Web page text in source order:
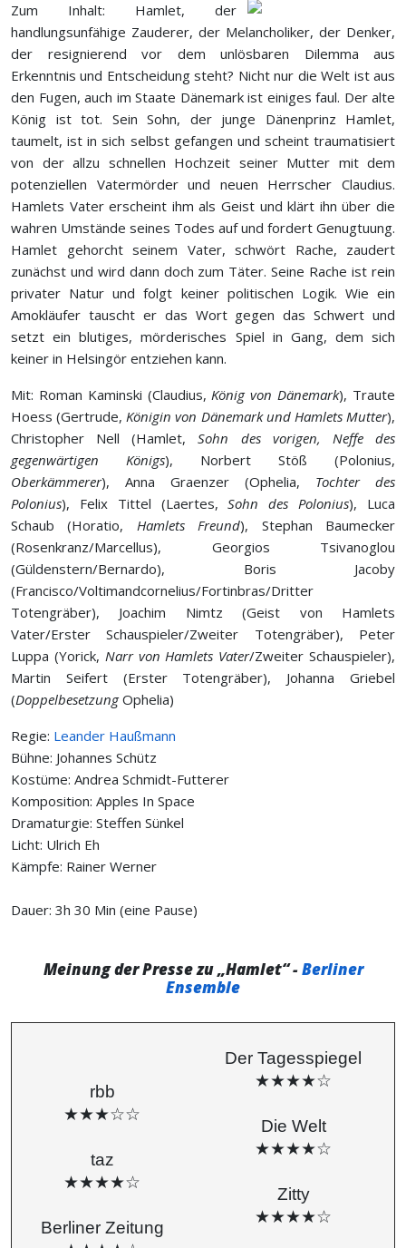
Zum Inhalt: Hamlet, der
handlungsunfähige Zauderer, der Melancholiker, der Denker,
der resignierend vor dem unlösbaren Dilemma aus
Erkenntnis und Entscheidung steht? Nicht nur die Welt ist aus
den Fugen, auch im Staate Dänemark ist einiges faul. Der alte
König ist tot. Sein Sohn, der junge Dänenprinz Hamlet,
taumelt, ist in sich selbst gefangen und scheint traumatisiert
von der allzu schnellen Hochzeit seiner Mutter mit dem
potenziellen Vatermörder und neuen Herrscher Claudius.
Hamlets Vater erscheint ihm als Geist und klärt ihn über die
wahren Umstände seines Todes auf und fordert Genugtuung.
Hamlet gehorcht seinem Vater, schwört Rache, zaudert
zunächst und wird dann doch zum Täter. Seine Rache ist rein
privater Natur und folgt keiner politischen Logik. Wie ein
Amokläufer tauscht er das Wort gegen das Schwert und
setzt ein blutiges, mörderisches Spiel in Gang, dem sich
keiner in Helsingör entziehen kann.
Mit: Roman Kaminski (Claudius,König von Dänemark), Traute
Hoess (Gertrude,Königin von Dänemark und Hamlets Mutter),
Christopher Nell (Hamlet,Sohn des vorigen, Neffe des
gegenwärtigen Königs), Norbert Stöß (Polonius,
Oberkämmerer), Anna Graenzer (Ophelia, Tochter des
Polonius), Felix Tittel (Laertes,Sohn des Polonius), Luca
Schaub (Horatio, Hamlets Freund), Stephan Baumecker
(Rosenkranz/Marcellus), Georgios Tsivanoglou
(Güldenstern/Bernardo), Boris Jacoby
(Francisco/Voltimandcornelius/Fortinbras/Dritter
Totengräber), Joachim Nimtz (Geist von Hamlets
Vater/Erster Schauspieler/Zweiter Totengräber), Peter
Luppa (Yorick, Narr von Hamlets Vater/Zweiter Schauspieler),
Martin Seifert (Erster Totengräber), Johanna Griebel
(DoppelbesetzungOphelia)
Regie: Leander Haußmann
Bühne: Johannes Schütz
Kostüme: Andrea Schmidt-Futterer
Komposition: Apples In Space
Dramaturgie: Steffen Sünkel
Licht: Ulrich Eh
Kämpfe: Rainer Werner
Dauer: 3h 30 Min (eine Pause)
Meinung der Presse zu „Hamlet“ -Berliner
Ensemble
rbb
★★★☆☆
taz
★★★★☆
Berliner Zeitung
Der Tagesspiegel
★★★★☆
Die Welt
★★★★☆
Zitty
★★★★☆